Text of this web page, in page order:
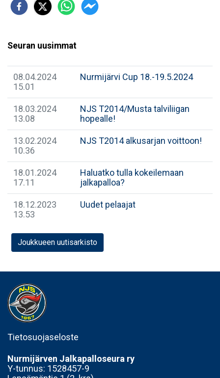
Seuran uusimmat
08.04.2024
15.01
Nurmijärvi Cup 18.-19.5.2024
18.03.2024
13.08
NJS T2014/Musta talviliigan
hopealle!
13.02.2024
10.36
NJS T2014 alkusarjan voittoon!
18.01.2024
17.11
Haluatko tulla kokeilemaan
jalkapalloa?
18.12.2023
13.53
Uudet pelaajat
Joukkueen uutisarkisto
Tietosuojaseloste
Nurmijärven Jalkapalloseura ry
Y-tunnus: 1528457-9